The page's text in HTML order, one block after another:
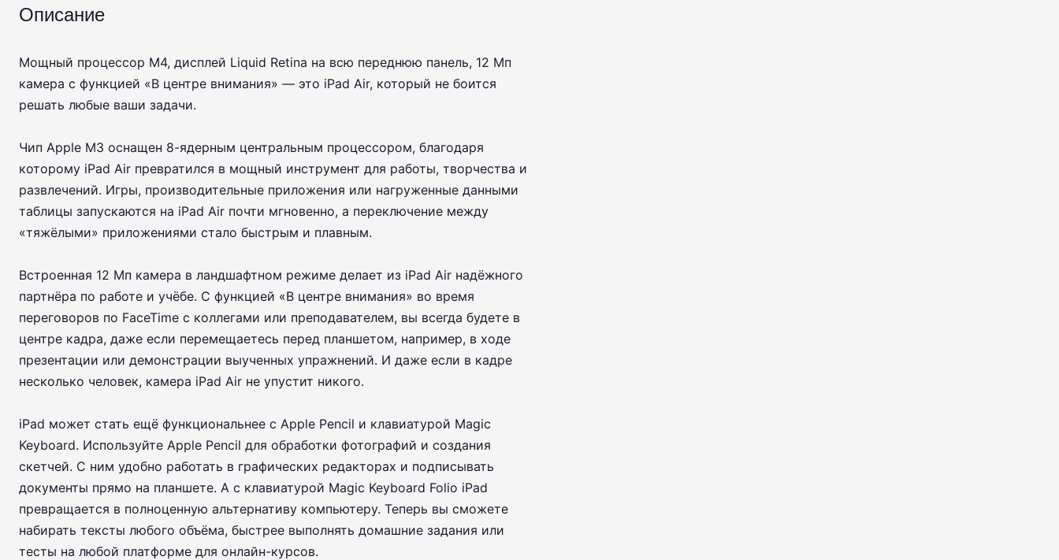
Описание
Мощный процессор M4, дисплей Liquid Retina на всю переднюю панель, 12 Мп
камера с функцией «В центре внимания» — это iPad Air, который не боится
решать любые ваши задачи.
Чип Apple M3 оснащен 8-ядерным центральным процессором, благодаря
которому iPad Air превратился в мощный инструмент для работы, творчества и
развлечений. Игры, производительные приложения или нагруженные данными
таблицы запускаются на iPad Air почти мгновенно, а переключение между
«тяжёлыми» приложениями стало быстрым и плавным.
Встроенная 12 Мп камера в ландшафтном режиме делает из iPad Air надёжного
партнёра по работе и учёбе. С функцией «В центре внимания» во время
переговоров по FaceTime с коллегами или преподавателем, вы всегда будете в
центре кадра, даже если перемещаетесь перед планшетом, например, в ходе
презентации или демонстрации выученных упражнений. И даже если в кадре
несколько человек, камера iPad Air не упустит никого.
iPad может стать ещё функциональнее с Apple Pencil и клавиатурой Magic
Keyboard. Используйте Apple Pencil для обработки фотографий и создания
скетчей. С ним удобно работать в графических редакторах и подписывать
документы прямо на планшете. А с клавиатурой Magic Keyboard Folio iPad
превращается в полноценную альтернативу компьютеру. Теперь вы сможете
набирать тексты любого объёма, быстрее выполнять домашние задания или
тесты на любой платформе для онлайн-курсов.